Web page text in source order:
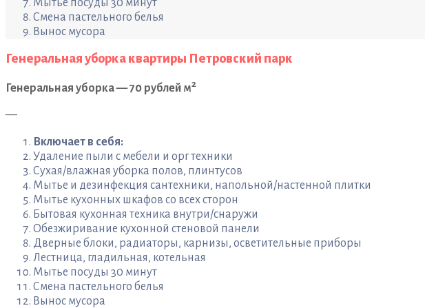
Мытье посуды 30 минут
Смена пастельного белья
Вынос мусора
Генеральная уборка квартиры Петровский парк
Генеральная уборка — 70 рублей м2
—
Включает в себя:
Удаление пыли с мебели и орг техники
Сухая/влажная уборка полов, плинтусов
Мытье и дезинфекция сантехники, напольной/настенной плитки
Мытье кухонных шкафов со всех сторон
Бытовая кухонная техника внутри/снаружи
Обезжиривание кухонной стеновой панели
Дверные блоки, радиаторы, карнизы, осветительные приборы
Лестница, гладильная, котельная
Мытье посуды 30 минут
Смена пастельного белья
Вынос мусора